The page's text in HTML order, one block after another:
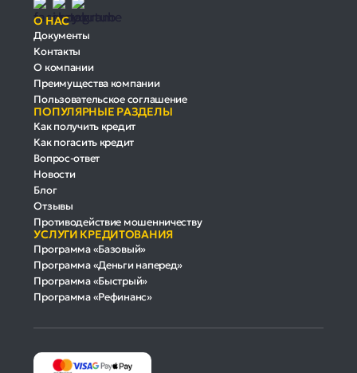
О НАС
Документы
Контакты
О компании
Преимущества компании
Пользовательское соглашение
ПОПУЛЯРНЫЕ РАЗДЕЛЫ
Как получить кредит
Как погасить кредит
Вопрос-ответ
Новости
Блог
Отзывы
Противодействие мошенничеству
УСЛУГИ КРЕДИТОВАНИЯ
Программа «Базовый»
Программа «Деньги наперед»
Программа «Быстрый»
Программа «Рефинанс»